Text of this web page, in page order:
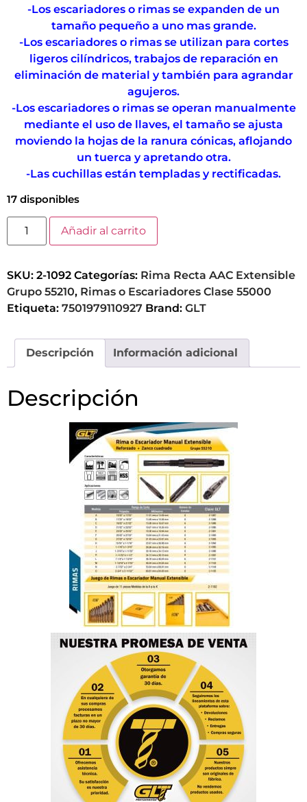
-Los escariadores o rimas se expanden de un
tamaño pequeño a uno mas grande.
-Los escariadores o rimas se utilizan para cortes
ligeros cilíndricos, trabajos de reparación en
eliminación de material y también para agrandar
agujeros.
-Los escariadores o rimas se operan manualmente
mediante el uso de llaves, el tamaño se ajusta
moviendo la hojas de la ranura cónicas, aflojando
un tuerca y apretando otra.
-Las cuchillas están templadas y rectificadas.
17 disponibles
Añadir al carrito
SKU: 2-1092 Categorías: Rima Recta AAC Extensible
Grupo 55210, Rimas o Escariadores Clase 55000
Etiqueta: 7501979110927 Brand: GLT
Descripción Información adicional
Descripción